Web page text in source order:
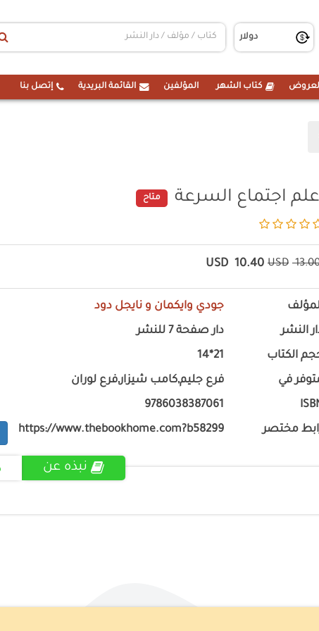
كتاب الشهر المؤلفين القائمة البريدية إتصل بنا
علم اجتماع السرعة متاح
USD
10.40
USD
جودي وايكمان و نايجل دود
النشر دار صفحة 7 للنشر
الكتاب 21*14
في فرع جليم,كامب شيزار,فرع لوران
9786038387061
مختصر https://www.thebookhome.com?b58299
نبذه عن